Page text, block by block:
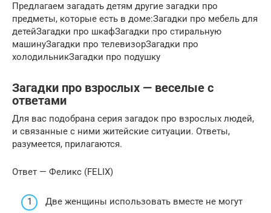
Предлагаем загадать детям другие загадки про
предметы, которые есть в доме:Загадки про мебель для
детейЗагадки про шкафЗагадки про стиральную
машинуЗагадки про телевизорЗагадки про
холодильникЗагадки про подушку
Загадки про взрослых — веселые с
ответами
Для вас подобрана серия загадок про взрослых людей,
и связанные с ними житейские ситуации. Ответы,
разумеется, прилагаются.
Ответ — Феликс (FELIX)
Две женщины использовать вместе не могут